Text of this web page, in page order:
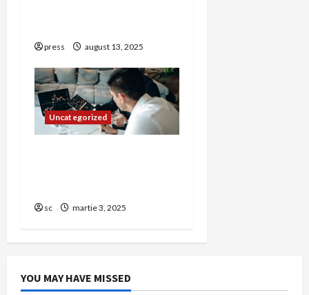
press august 13, 2025
Uncategorized
sc martie 3, 2025
YOU MAY HAVE MISSED